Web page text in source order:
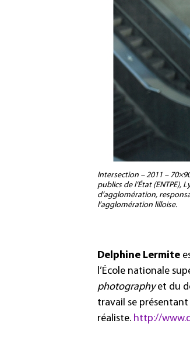
Intersection – 2011 –
publics de l’État
d’agglomération,
l’agglomération lilloise.
Delphine Lermite
l’École nationale
photographyet du
travail se
réaliste. http://